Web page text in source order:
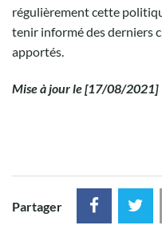
régulièrement cette
tenir informé des derniers
apportés.
Mise à jour le [17/08/2021]
Partager